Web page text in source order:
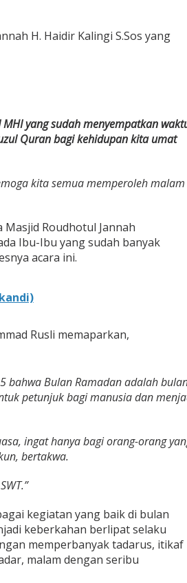
H. Haidir Kalingi S.Sos yang
yang sudah menyempatkan
Quran bagi kehidupan kita umat
kita semua memperoleh malam
Masjid Roudhotul Jannah
Ibu-Ibu yang sudah banyak
acara ini.
Rusli memaparkan,
bahwa Bulan Ramadan adalah
petunjuk bagi manusia dan
ingat hanya bagi orang-orang
bertakwa.
kegiatan yang baik di bulan
keberkahan berlipat selaku
memperbanyak tadarus, itikaf
malam dengan seribu